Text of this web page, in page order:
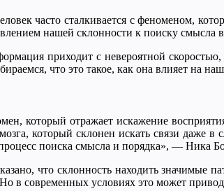
часто сталкивается с феноменом,
нашей склонности к поиску смысла
приходит с невероятной скоростью,
что это такое, как она влияет на
который отражает искажение
который склонен искать связи даже
поиска смысла и порядка», — Ника
что склонность находить
в современных условиях это может